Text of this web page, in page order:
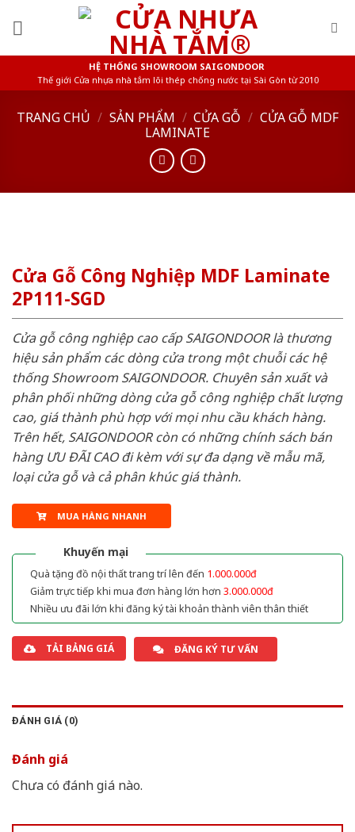
HỆ THỐNG SHOWROOM SAIGONDOOR
Thế giới Cửa nhựa nhà tắm lõi thép chống nước tại Sài Gòn từ 2010
TRANG CHỦ / SẢN PHẨM / CỬA GỖ / CỬA GỖ MDF
LAMINATE
Cửa Gỗ Công Nghiệp MDF Laminate
2P111-SGD
Cửa gỗ công nghiệp cao cấp SAIGONDOOR là thương
hiệu sản phẩm các dòng cửa trong một chuỗi các hệ
thống Showroom SAIGONDOOR. Chuyên sản xuất và
phân phối những dòng cửa gỗ công nghiệp chất lượng
cao, giá thành phù hợp với mọi nhu cầu khách hàng.
Trên hết, SAIGONDOOR còn có những chính sách bán
hàng ƯU ĐÃI CAO đi kèm với sự đa dạng về mẫu mã,
loại cửa gỗ và cả phân khúc giá thành.
MUA HÀNG NHANH
Khuyến mại
Quà tặng đồ nội thất trang trí lên đến 1.000.000đ
Giảm trực tiếp khi mua đơn hàng lớn hơn 3.000.000đ
Nhiều ưu đãi lớn khi đăng ký tài khoản thành viên thân thiết
TẢI BẢNG GIÁ ĐĂNG KÝ TƯ VẤN
ĐÁNH GIÁ (0)
Đánh giá
Chưa có đánh giá nào.